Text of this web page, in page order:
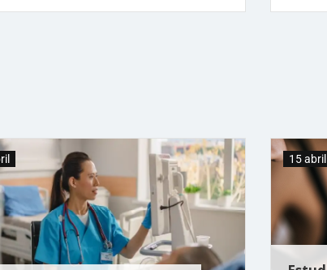
“Andes”, considerada rara e uma das
autoridades internacionais
pelo menos oito casos ligados
incluindo três mortes.
no
15 abril